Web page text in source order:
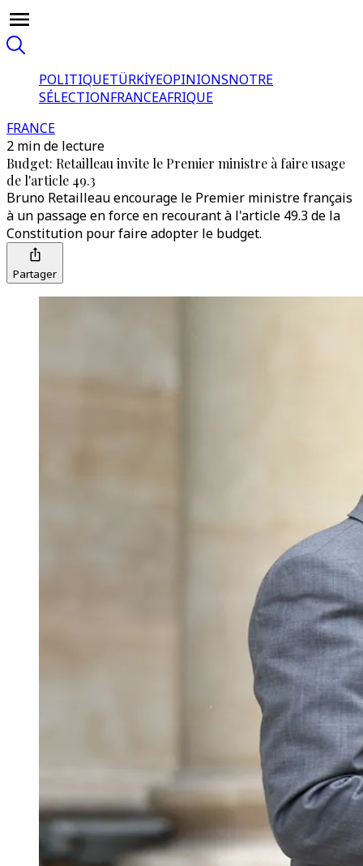
POLITIQUETÜRKİYEOPINIONSNOTRE
SÉLECTIONFRANCEAFRIQUE
FRANCE
2 min de lecture
Budget: Retailleau invite le Premier ministre à faire usage
de l'article 49.3
Bruno Retailleau encourage le Premier ministre français
à un passage en force en recourant à l'article 49.3 de la
Constitution pour faire adopter le budget.
Partager